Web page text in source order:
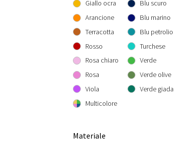
Giallo ocra
Arancione
Terracotta
Rosso
Rosa chiaro
Rosa
Viola
Multicolore
Blu scuro
Blu marino
Blu petrolio
Turchese
Verde
Verde olive
Verde giada
Materiale